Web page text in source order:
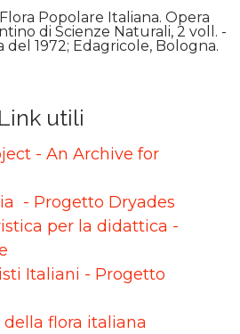
Popolare Italiana. Opera
di Scienze Naturali, 2 voll. -
del 1972; Edagricole, Bologna.
Link utili
- An Archive for
- Progetto Dryades
per la didattica -
Italiani - Progetto
flora italiana